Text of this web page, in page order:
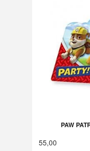
PAW
55,00